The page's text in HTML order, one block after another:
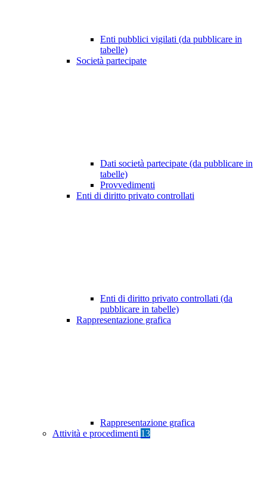
Enti pubblici vigilati (da pubblicare in
tabelle)
Società partecipate
Dati società partecipate (da pubblicare in
tabelle)
Provvedimenti
Enti di diritto privato controllati
Enti di diritto privato controllati (da
pubblicare in tabelle)
Rappresentazione grafica
Rappresentazione grafica
Attività e procedimenti 13